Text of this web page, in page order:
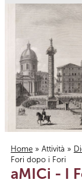
Tu sei qui
Home » Attività »
Fori dopo i Fori
aMICi - I